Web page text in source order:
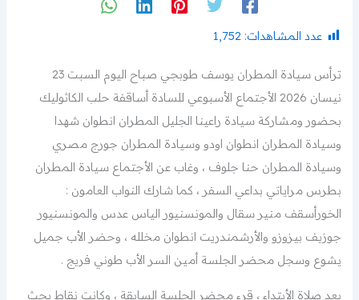
عدد المشاهدات: 1٬752
ترأس سيادة المطران يوسف طوبجي صباح اليوم السبت 23
نيسان 2026 الأجتماع الأسبوعي للسادة أساقفة حلب الكاثوليك
بحضور ومشاركة سيادة راعينا الجليل المطران انطوان شهدا
وسيادة المطران انطوان اودو وسيادة المطران جورج مصري
وسيادة المطران حنا جلوف ، وغاب عن الأجتماع سيادة المطران
بطرس مراياتي بداعي السفر ، كما شارك النواب العامون :
الخورأسقف منير سقال والمونسنيور الياس عدس والمونسنيور
جوزيف بيزوزو والأرشمندريت انطوان مخلله ، وحضر الأب جميل
يشوع وسجل محضر الجلسة أمين السر الأب طوني فريج .
بعد صلاة الأبتداء ، قرء محضر الجلسة السابقة ، وكانت نقاط بحث